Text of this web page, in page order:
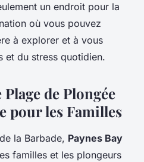
un endroit pour la
où vous pouvez
à explorer et à vous
et du stress quotidien.
Plage de Plongée
pour les Familles
la Barbade, Paynes Bay
familles et les plongeurs